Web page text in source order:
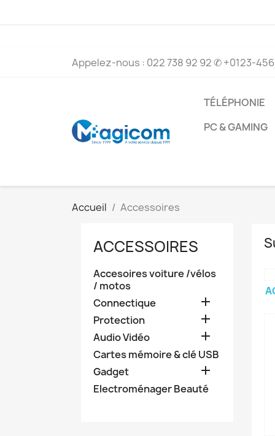
Appelez-nous : 022 738 92 92✆ +0123-
TÉLÉPHONIE
PC & GAMING
Accueil Accessoires
ACCESSOIRES
Accesoires voiture /vélos
/ motos
Connectique

Protection 
Audio Vidéo 
Cartes mémoire & clé USB
Gadget

Electroménager Beauté